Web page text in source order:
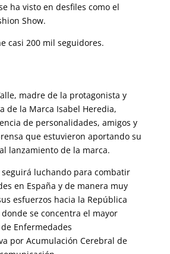
ha visto en desfiles como el
Show.
casi 200 mil seguidores.
madre de la protagonista y
de la Marca Isabel Heredia,
de personalidades, amigos y
que estuvieron aportando su
lanzamiento de la marca.
seguirá luchando para combatir
en España y de manera muy
esfuerzos hacia la República
se concentra el mayor
Enfermedades
por Acumulación Cerebral de